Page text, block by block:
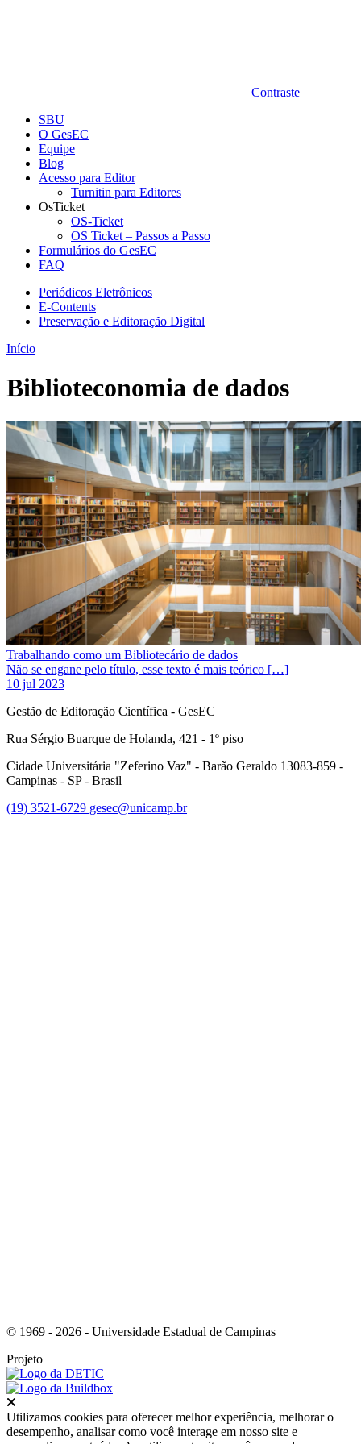
Contraste
SBU
O GesEC
Equipe
Blog
Acesso para Editor
Turnitin para Editores
OsTicket
OS-Ticket
OS Ticket – Passos a Passo
Formulários do GesEC
FAQ
Periódicos Eletrônicos
E-Contents
Preservação e Editoração Digital
Início
Biblioteconomia de dados
Trabalhando como um Bibliotecário de dados
Não se engane pelo título, esse texto é mais teórico […]
10 jul 2023
Gestão de Editoração Científica - GesEC
Rua Sérgio Buarque de Holanda, 421 - 1º piso
Cidade Universitária "Zeferino Vaz" - Barão Geraldo 13083-859 -
Campinas - SP - Brasil
(19) 3521-6729 gesec@unicamp.br
© 1969 - 2026 - Universidade Estadual de Campinas
Projeto
Utilizamos cookies para oferecer melhor experiência, melhorar o
desempenho, analisar como você interage em nosso site e